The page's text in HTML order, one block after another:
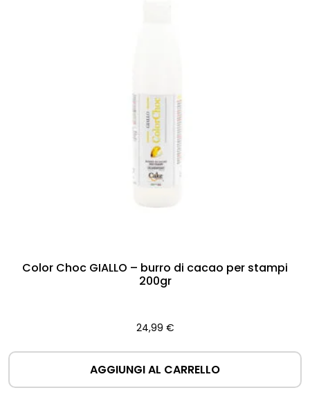
Color Choc GIALLO – burro di cacao per stampi
200gr
24,99 €
AGGIUNGI AL CARRELLO